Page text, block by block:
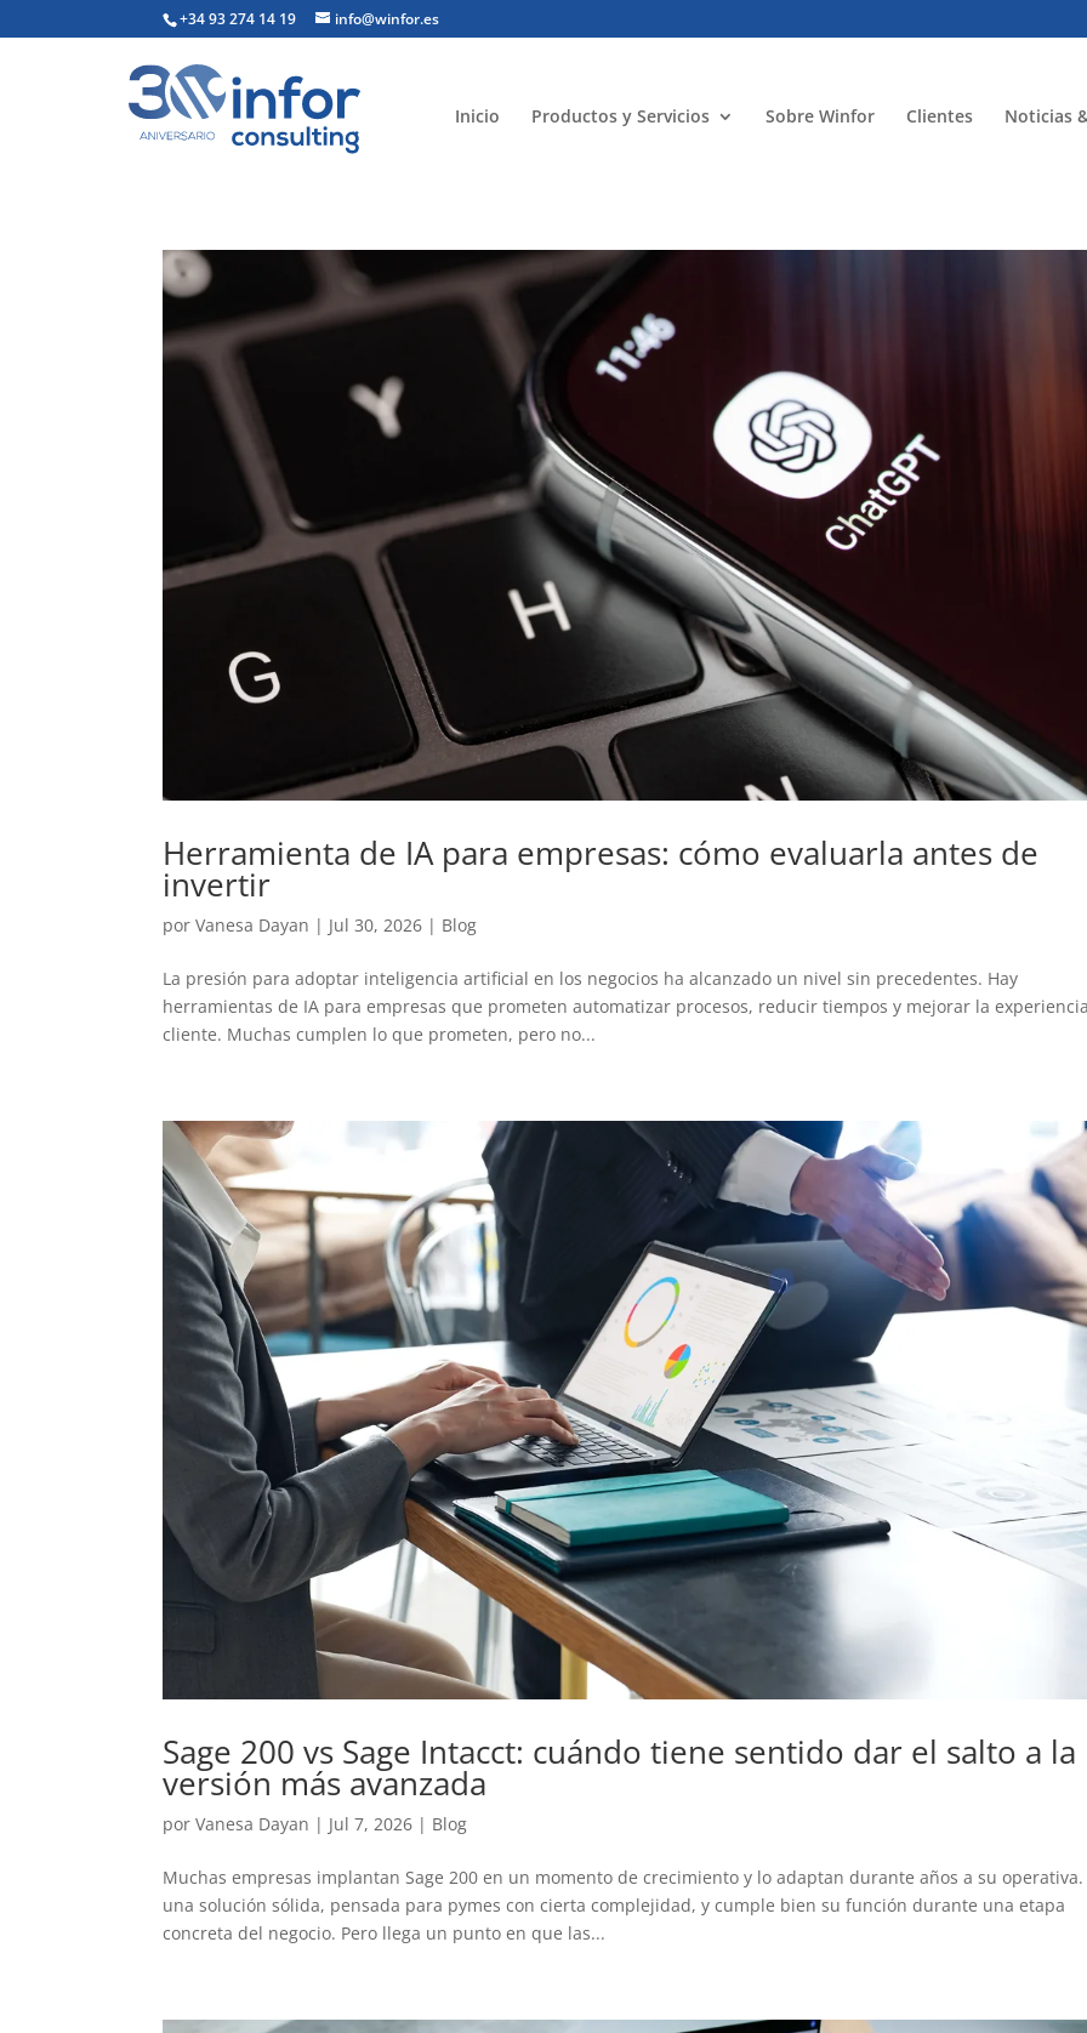
+34 93 274 14 19 info@winfor.es
Inicio Productos y Servicios Sobre Winfor Clientes Noticias
Herramienta de IA para empresas: cómo evaluarla antes de
invertir
porVanesa Dayan | Jul 30, 2026 | Blog
La presión para adoptar inteligencia artificial en los negocios ha alcanzado un nivel sin precedentes. Hay
herramientas de IA para empresas que prometen automatizar procesos, reducir tiempos y mejorar la
cliente. Muchas cumplen lo que prometen, pero no...
Sage 200 vs Sage Intacct: cuándo tiene sentido dar el salto a la
versión más avanzada
porVanesa Dayan | Jul 7, 2026 | Blog
Muchas empresas implantan Sage 200 en un momento de crecimiento y lo adaptan durante años a su operativa.
una solución sólida, pensada para pymes con cierta complejidad, y cumple bien su función durante una etapa
concreta del negocio. Pero llega un punto en que las...